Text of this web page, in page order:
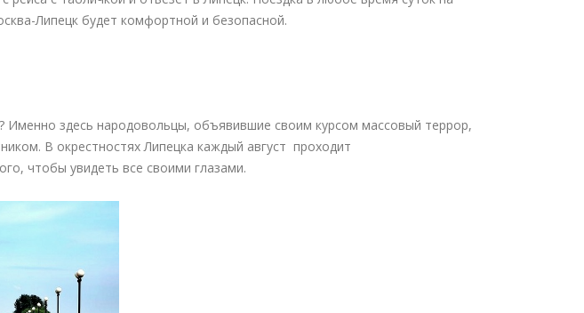
Липецк будет комфортной и безопасной.
Именно здесь народовольцы, объявившие своим курсом массовый террор,
В окрестностях Липецка каждый август проходит
чтобы увидеть все своими глазами.